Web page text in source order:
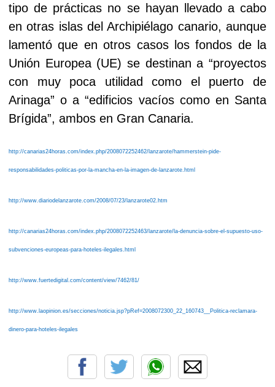
tipo de prácticas no se hayan llevado a cabo
en otras islas del Archipiélago canario, aunque
lamentó que en otros casos los fondos de la
Unión Europea (UE) se destinan a “proyectos
con muy poca utilidad como el puerto de
Arinaga” o a “edificios vacíos como en Santa
Brígida”, ambos en Gran Canaria.
http://canarias24horas.com/index.php/2008072252462/lanzarote/hammerstein-pide-
responsabilidades-politicas-por-la-mancha-en-la-imagen-de-lanzarote.html
http://www.diariodelanzarote.com/2008/07/23/lanzarote02.htm
http://canarias24horas.com/index.php/2008072252463/lanzarote/la-denuncia-sobre-el-supuesto-uso-
subvenciones-europeas-para-hoteles-ilegales.html
http://www.fuertedigital.com/content/view/7462/81/
http://www.laopinion.es/secciones/noticia.jsp?pRef=2008072300_22_160743__Politica-reclamara-
dinero-para-hoteles-ilegales